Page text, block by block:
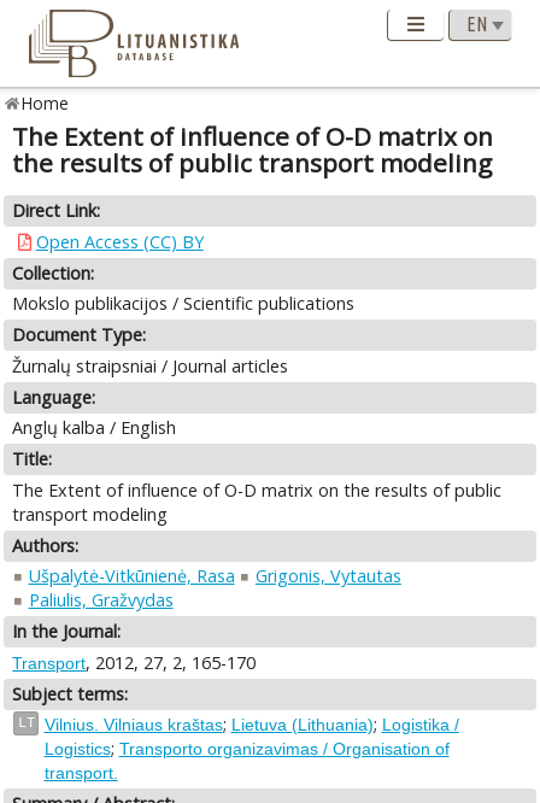
Home
The Extent of influence of O-D matrix on
the results of public transport modeling
Direct Link:
Open Access (CC) BY
Collection:
Mokslo publikacijos / Scientific publications
Document Type:
Žurnalų straipsniai / Journal articles
Language:
Anglų kalba / English
Title:
The Extent of influence of O-D matrix on the results of public
transport modeling
Authors:
Ušpalytė-Vitkūnienė, Rasa
Grigonis, Vytautas
Paliulis, Gražvydas
In the Journal:
Transport, 2012, 27, 2, 165-170
Subject terms:
LT Vilnius. Vilniaus kraštas; Lietuva (Lithuania); Logistika /
Logistics; Transporto organizavimas / Organisation of
transport.